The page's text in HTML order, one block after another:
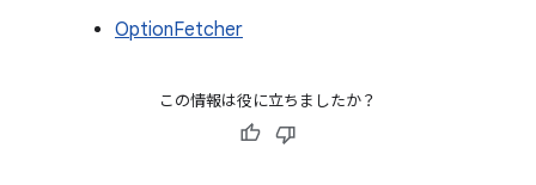
OptionFetcher
この情報は役に立ちましたか？